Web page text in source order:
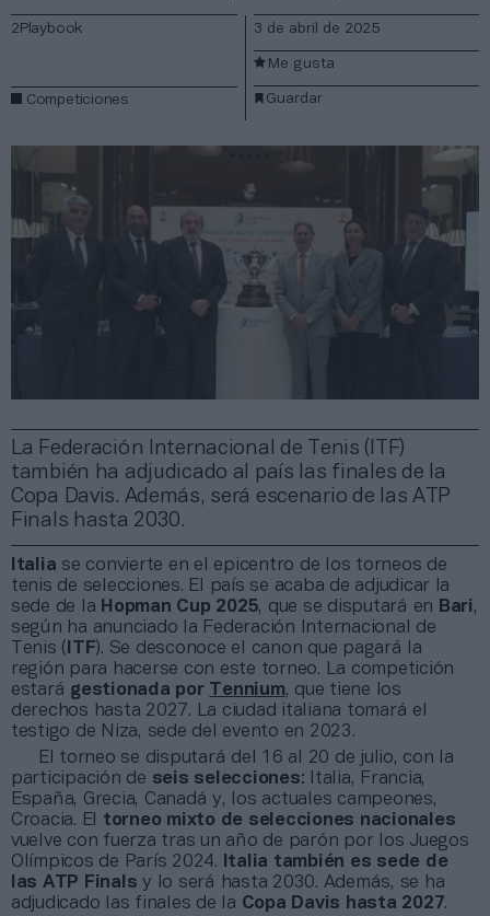
La Federación Internacional de Tenis (ITF)
también ha adjudicado al país las finales de la
Copa Davis. Además, será escenario de las ATP
Finals hasta 2030.
2Playbook
Competiciones
3 de abril de 2025
Guardar
Me gusta
Italia se convierte en el epicentro de los torneos de
tenis de selecciones. El país se acaba de adjudicar la
sede de la Hopman Cup 2025, que se disputará en Bari ,
según ha anunciado la Federación Internacional de
Tenis (
ITF). Se desconoce el canon que pagará la
región para hacerse con este torneo. La competición
estará gestionada por Tennium, que tiene los
derechos hasta 2027. La ciudad italiana tomará el
testigo de Niza, sede del evento en 2023.
El torneo se disputará del 16 al 20 de julio, con la
participación de seis selecciones: Italia, Francia,
España, Grecia, Canadá y, los actuales campeones,
Croacia. El torneo mixto de selecciones nacionales
vuelve con fuerza tras un año de parón por los Juegos
Olímpicos de París 2024.
Italia también es sede de
las ATP Finals y lo será hasta 2030. Además, se ha
adjudicado las finales de la Copa Davis hasta 2027.